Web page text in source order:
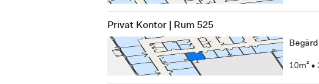
Privat Kontor | Rum 525
10m²